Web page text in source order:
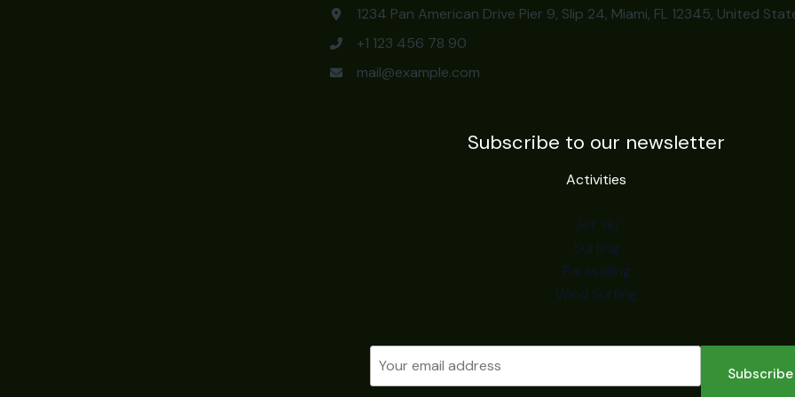
1234 Pan American Drive Pier 9, Slip 24, Miami, FL 12345, United
+1 123 456 78 90
mail@example.com
Subscribe to our newsletter
Activities
Jet Ski
Surfing
Parasailing
Wind Surfing
Subscribe